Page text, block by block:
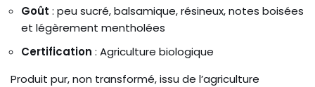
Goût : peu sucré, balsamique, résineux, notes boisées
et légèrement mentholées
Certification : Agriculture biologique
Produit pur, non transformé, issu de l’agriculture